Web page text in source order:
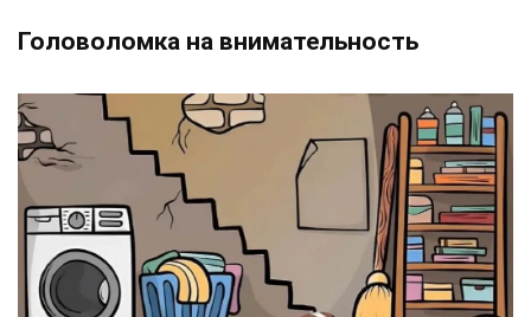
Головоломка на внимательность